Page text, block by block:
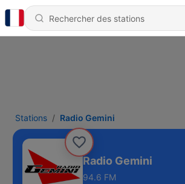
Stations Radio Gemini
Radio Gemini
94.6 FM